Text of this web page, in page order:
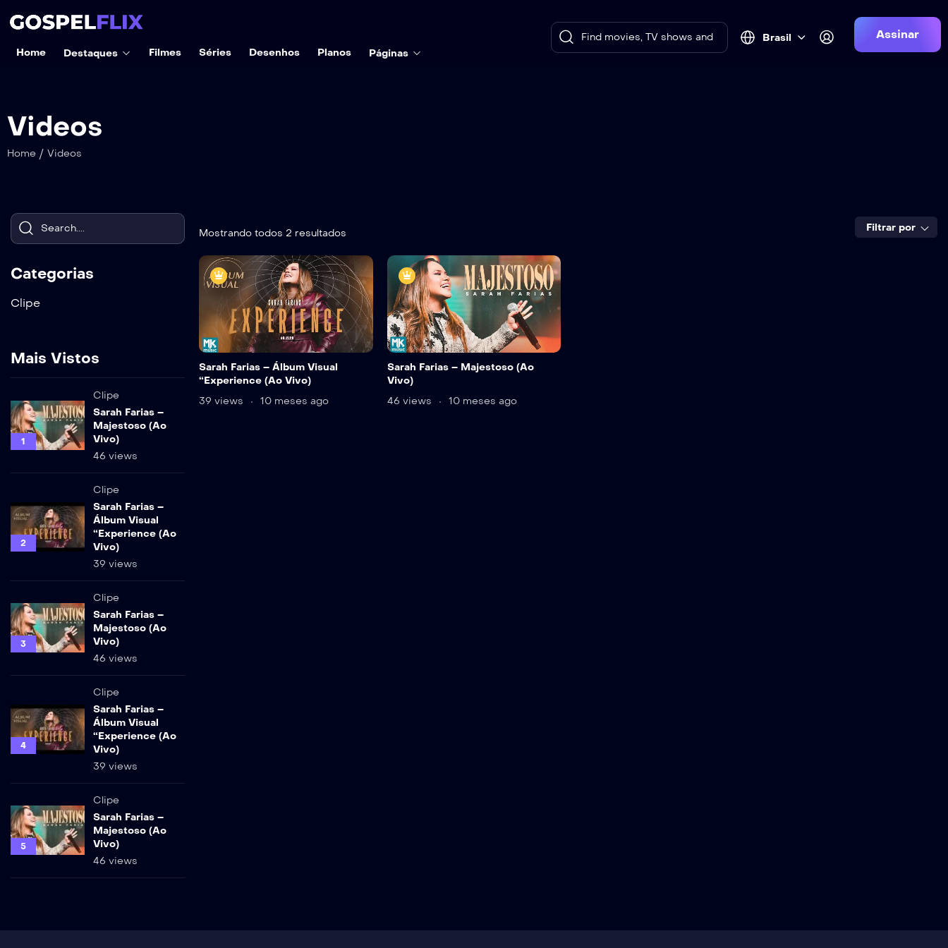
Home Destaques Filmes Séries Desenhos Planos Páginas
Brasil Assinar
Videos
Home / Videos
Categorias
Clipe
Mais Vistos
1
Clipe
Sarah Farias –
Majestoso (Ao
Vivo)
46 views
2
Clipe
Sarah Farias –
Álbum Visual
“Experience (Ao
Vivo)
39 views
3
Clipe
Sarah Farias –
Majestoso (Ao
Vivo)
46 views
4
Clipe
Sarah Farias –
Álbum Visual
“Experience (Ao
Vivo)
39 views
5
Clipe
Sarah Farias –
Majestoso (Ao
Vivo)
46 views
Mostrando todos 2 resultados Filtrar por
Sarah Farias – Álbum Visual
“Experience (Ao Vivo)
39 views
10 meses ago
Sarah Farias – Majestoso (Ao
Vivo)
46 views
10 meses ago